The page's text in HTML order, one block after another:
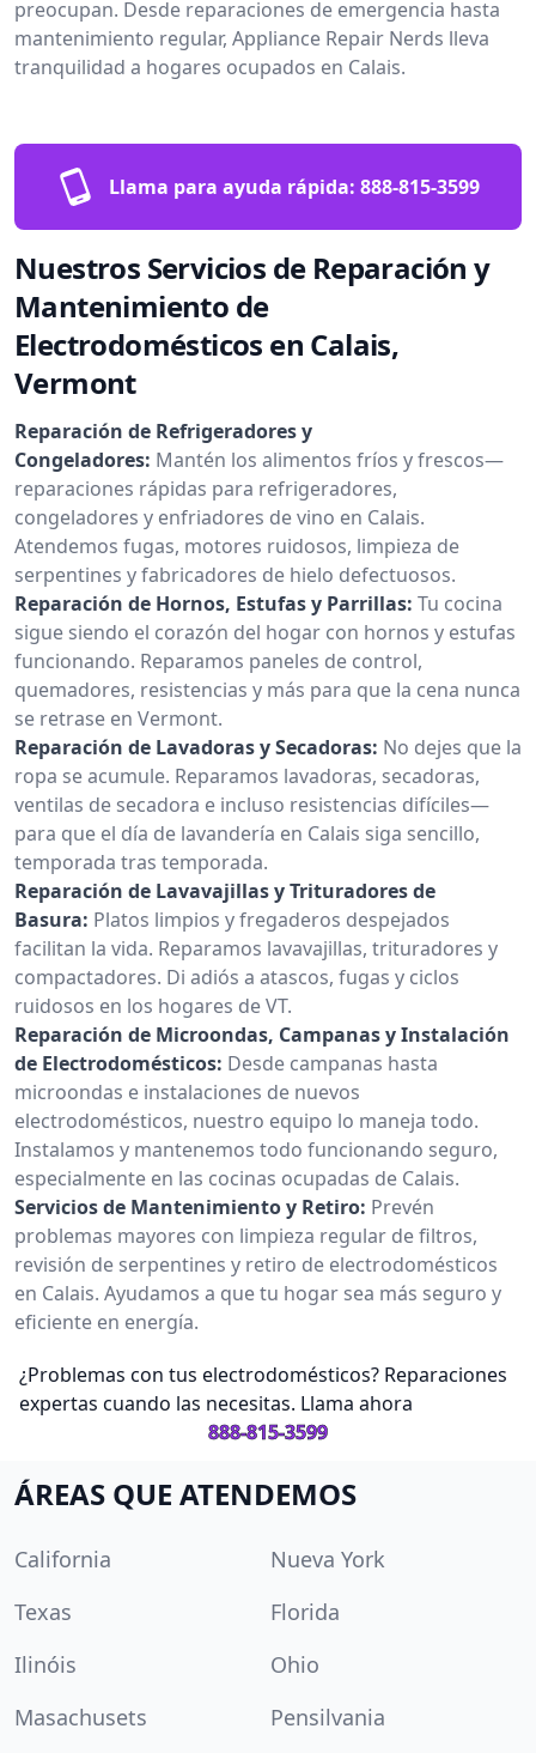
preocupan. Desde reparaciones de emergencia hasta
mantenimiento regular, Appliance Repair Nerds lleva
tranquilidad a hogares ocupados en Calais.
Llama para ayuda rápida: 888-815-3599
Nuestros Servicios de Reparación y
Mantenimiento de
Electrodomésticos en Calais,
Vermont
Reparación de Refrigeradores y
Congeladores: Mantén los alimentos fríos y frescos—
reparaciones rápidas para refrigeradores,
congeladores y enfriadores de vino en Calais.
Atendemos fugas, motores ruidosos, limpieza de
serpentines y fabricadores de hielo defectuosos.
Reparación de Hornos, Estufas y Parrillas: Tu cocina
sigue siendo el corazón del hogar con hornos y estufas
funcionando. Reparamos paneles de control,
quemadores, resistencias y más para que la cena nunca
se retrase en Vermont.
Reparación de Lavadoras y Secadoras: No dejes que la
ropa se acumule. Reparamos lavadoras, secadoras,
ventilas de secadora e incluso resistencias difíciles—
para que el día de lavandería en Calais siga sencillo,
temporada tras temporada.
Reparación de Lavavajillas y Trituradores de
Basura: Platos limpios y fregaderos despejados
facilitan la vida. Reparamos lavavajillas, trituradores y
compactadores. Di adiós a atascos, fugas y ciclos
ruidosos en los hogares de VT.
Reparación de Microondas, Campanas y Instalación
de Electrodomésticos: Desde campanas hasta
microondas e instalaciones de nuevos
electrodomésticos, nuestro equipo lo maneja todo.
Instalamos y mantenemos todo funcionando seguro,
especialmente en las cocinas ocupadas de Calais.
Servicios de Mantenimiento y Retiro: Prevén
problemas mayores con limpieza regular de filtros,
revisión de serpentines y retiro de electrodomésticos
en Calais. Ayudamos a que tu hogar sea más seguro y
eficiente en energía.
¿Problemas con tus electrodomésticos? Reparaciones
expertas cuando las necesitas. Llama ahora
888-815-3599
ÁREAS QUE ATENDEMOS
California
Nueva York
Texas
Florida
Ilinóis
Ohio
Masachusets
Pensilvania